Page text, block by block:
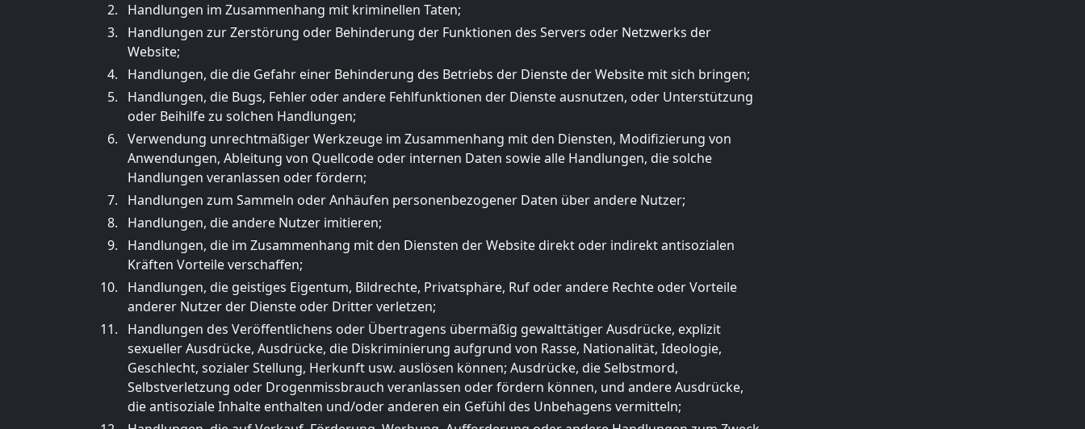
Handlungen im Zusammenhang mit kriminellen Taten;
Handlungen zur Zerstörung oder Behinderung der Funktionen des Servers oder Netzwerks der
Website;
Handlungen, die die Gefahr einer Behinderung des Betriebs der Dienste der Website mit sich bringen;
Handlungen, die Bugs, Fehler oder andere Fehlfunktionen der Dienste ausnutzen, oder Unterstützung
oder Beihilfe zu solchen Handlungen;
Verwendung unrechtmäßiger Werkzeuge im Zusammenhang mit den Diensten, Modifizierung von
Anwendungen, Ableitung von Quellcode oder internen Daten sowie alle Handlungen, die solche
Handlungen veranlassen oder fördern;
Handlungen zum Sammeln oder Anhäufen personenbezogener Daten über andere Nutzer;
Handlungen, die andere Nutzer imitieren;
Handlungen, die im Zusammenhang mit den Diensten der Website direkt oder indirekt antisozialen
Kräften Vorteile verschaffen;
Handlungen, die geistiges Eigentum, Bildrechte, Privatsphäre, Ruf oder andere Rechte oder Vorteile
anderer Nutzer der Dienste oder Dritter verletzen;
Handlungen des Veröffentlichens oder Übertragens übermäßig gewalttätiger Ausdrücke, explizit
sexueller Ausdrücke, Ausdrücke, die Diskriminierung aufgrund von Rasse, Nationalität, Ideologie,
Geschlecht, sozialer Stellung, Herkunft usw. auslösen können; Ausdrücke, die Selbstmord,
Selbstverletzung oder Drogenmissbrauch veranlassen oder fördern können, und andere Ausdrücke,
die antisoziale Inhalte enthalten und/oder anderen ein Gefühl des Unbehagens vermitteln;